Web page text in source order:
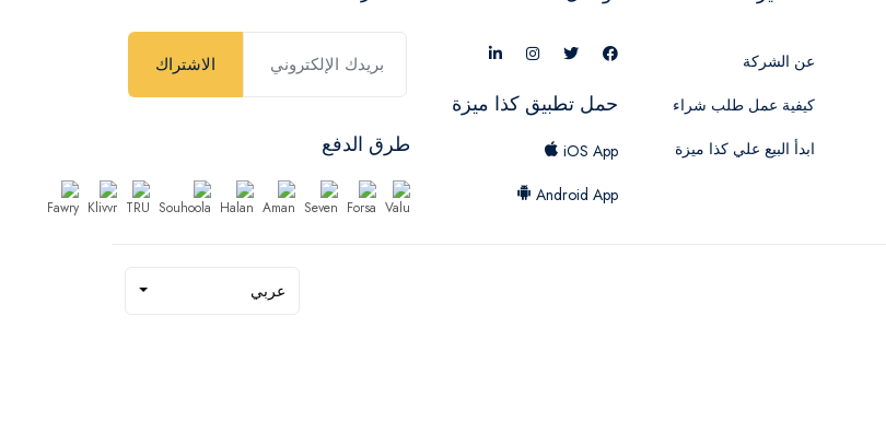
عن الشركة
كيفية عمل طلب شراء
ابدأ البيع علي كذا ميزة
حمل تطبيق كذا ميزة
iOS App
Android App
الاشتراك
طرق الدفع
عربي